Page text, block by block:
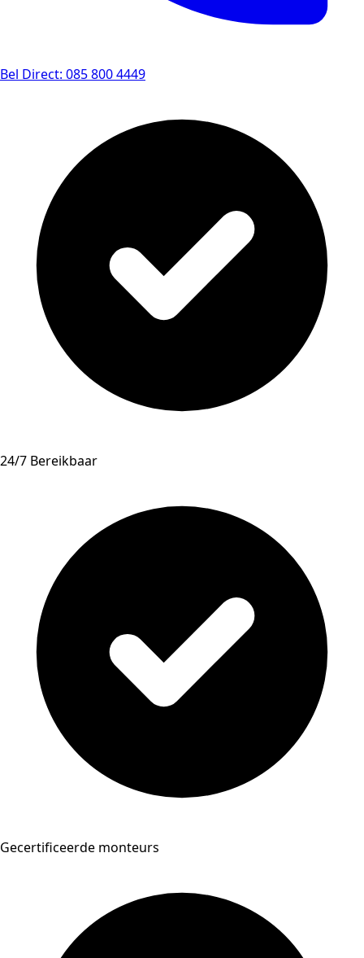
Bel Direct: 085 800 4449
24/7 Bereikbaar
Gecertificeerde monteurs